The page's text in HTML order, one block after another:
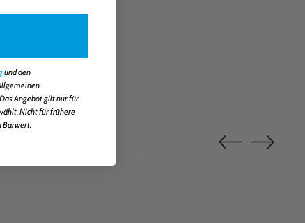
und den
Angebot gilt nur für
Nicht für frühere
Barwert.